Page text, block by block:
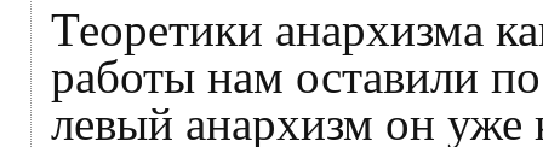
Теоретики анархизма
работы нам оставили
левый анархизм он уже